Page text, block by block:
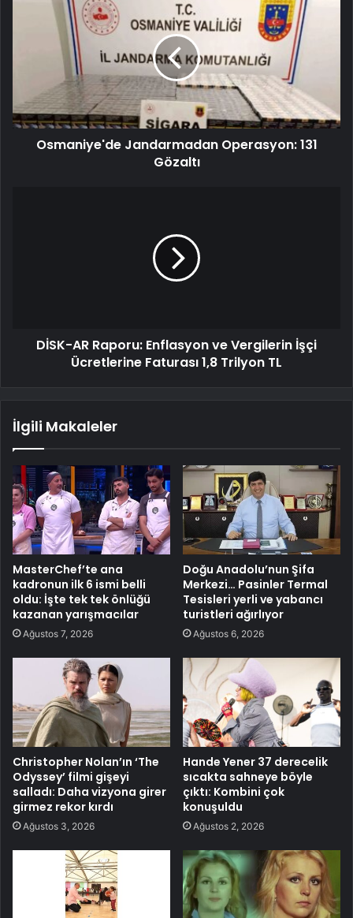
Osmaniye'de Jandarmadan Operasyon: 131
Gözaltı
DİSK-AR Raporu: Enflasyon ve Vergilerin İşçi
Ücretlerine Faturası 1,8 Trilyon TL
İlgili Makaleler
MasterChef’te ana
kadronun ilk 6 ismi belli
oldu: İşte tek tek önlüğü
kazanan yarışmacılar
Ağustos 7, 2026
Doğu Anadolu’nun Şifa
Merkezi… Pasinler Termal
Tesisleri yerli ve yabancı
turistleri ağırlıyor
Ağustos 6, 2026
Christopher Nolan’ın ‘The
Odyssey’ filmi gişeyi
salladı: Daha vizyona girer
girmez rekor kırdı
Ağustos 3, 2026
Hande Yener 37 derecelik
sıcakta sahneye böyle
çıktı: Kombini çok
konuşuldu
Ağustos 2, 2026